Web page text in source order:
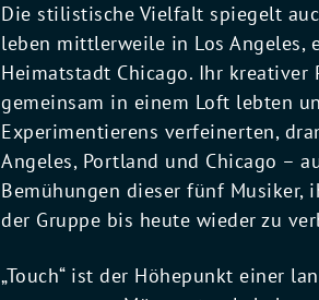
Die stilistische Vielfalt spiegelt
leben mittlerweile in Los
Heimatstadt Chicago. Ihr kreativer
gemeinsam in einem Loft lebten
Experimentierens verfeinerten,
Angeles, Portland und Chicago –
Bemühungen dieser fünf
der Gruppe bis heute wieder zu
„Touch“ ist der Höhepunkt einer